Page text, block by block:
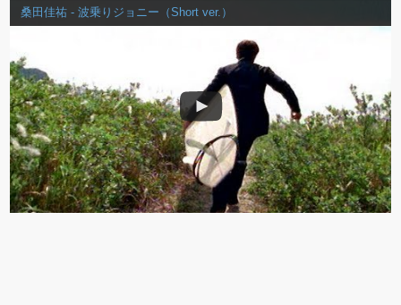
桑田佳祐 - 波乗りジョニー（Short ver.）